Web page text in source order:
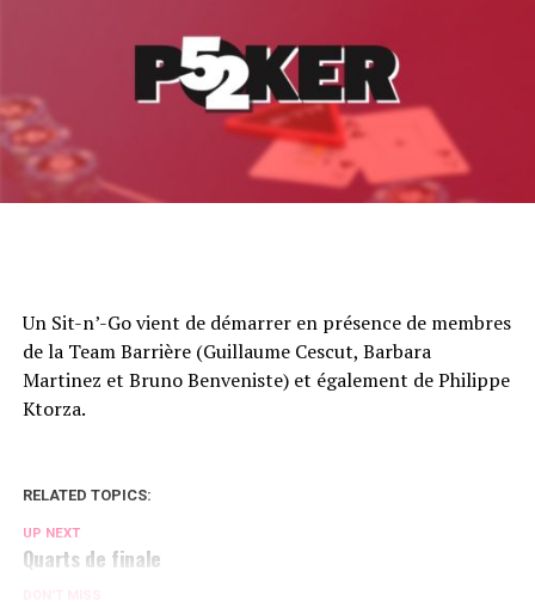
Un Sit-n’-Go vient de démarrer en présence de membres
de la Team Barrière (Guillaume Cescut, Barbara
Martinez et Bruno Benveniste) et également de Philippe
Ktorza.
RELATED TOPICS:
UP NEXT
Quarts de finale